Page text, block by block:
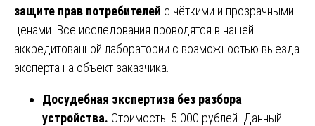
защите прав потребителей с чёткими и прозрачными
ценами. Все исследования проводятся в нашей
аккредитованной лаборатории с возможностью выезда
эксперта на объект заказчика.
Досудебная экспертиза без разбора
устройства. Стоимость: 5 000 рублей. Данный